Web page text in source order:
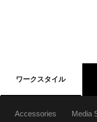
ワークスタイル
Accessories Media